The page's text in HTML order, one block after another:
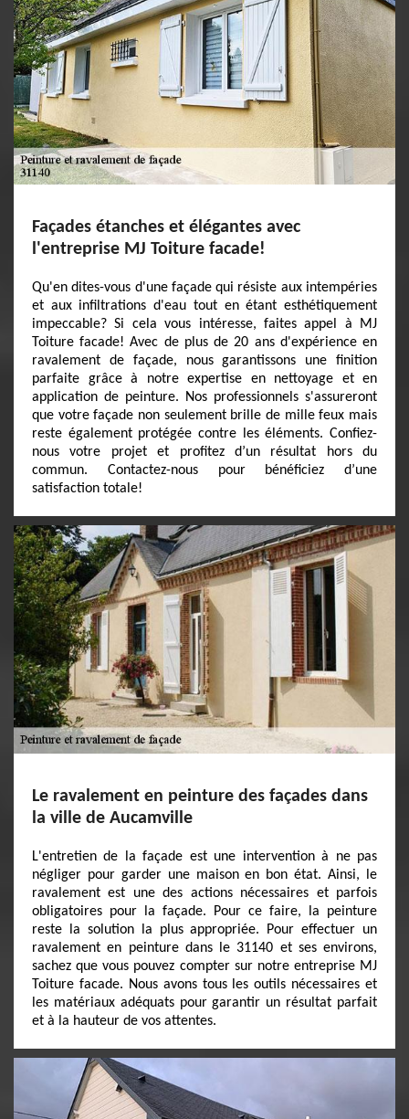
Façades étanches et élégantes avec
l'entreprise MJ Toiture facade!
Qu'en dites-vous d'une façade qui résiste aux intempéries
et aux infiltrations d'eau tout en étant esthétiquement
impeccable? Si cela vous intéresse, faites appel à MJ
Toiture facade! Avec de plus de 20 ans d'expérience en
ravalement de façade, nous garantissons une finition
parfaite grâce à notre expertise en nettoyage et en
application de peinture. Nos professionnels s'assureront
que votre façade non seulement brille de mille feux mais
reste également protégée contre les éléments. Confiez-
nous votre projet et profitez d’un résultat hors du
commun. Contactez-nous pour bénéficiez d’une
satisfaction totale!
Le ravalement en peinture des façades dans
la ville de Aucamville
L'entretien de la façade est une intervention à ne pas
négliger pour garder une maison en bon état. Ainsi, le
ravalement est une des actions nécessaires et parfois
obligatoires pour la façade. Pour ce faire, la peinture
reste la solution la plus appropriée. Pour effectuer un
ravalement en peinture dans le 31140 et ses environs,
sachez que vous pouvez compter sur notre entreprise MJ
Toiture facade. Nous avons tous les outils nécessaires et
les matériaux adéquats pour garantir un résultat parfait
et à la hauteur de vos attentes.